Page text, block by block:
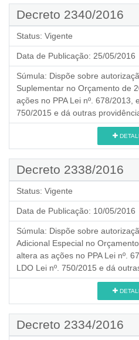
Decreto 2340/2016
Status: Vigente
Data de Publicação: 25/05/2016
Súmula: Dispõe sobre
Suplementar no Orçamento de
ações no PPA Lei nº. 678/2013,
750/2015 e dá outras
Decreto 2338/2016
Status: Vigente
Data de Publicação: 10/05/2016
Súmula: Dispõe sobre
Adicional Especial no
altera as ações no PPA Lei nº.
LDO Lei nº. 750/2015 e dá
Decreto 2334/2016